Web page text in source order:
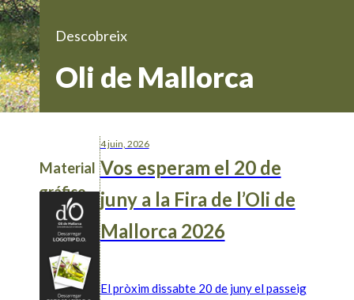
Descobreix
Oli de Mallorca
Material
gráfico
4 juin, 2026
Vos esperam el 20 de
juny a la Fira de l’Oli de
Mallorca 2026
El pròxim dissabte 20 de juny el passeig